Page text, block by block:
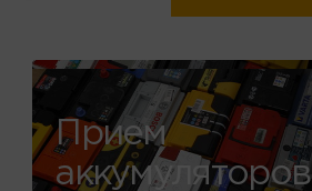
Прием
аккумуляторов